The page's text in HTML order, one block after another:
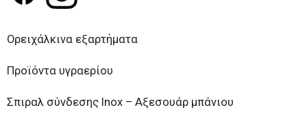
Ορειχάλκινα εξαρτήματα
Προϊόντα υγραερίου
Σπιραλ σύνδεσης Inox – Αξεσουάρ μπάνιου
Δράση στοχεύει στην αξιοποίηση και ανάπτυξη
αναβάθμιση των παραγόμενων προϊόντων